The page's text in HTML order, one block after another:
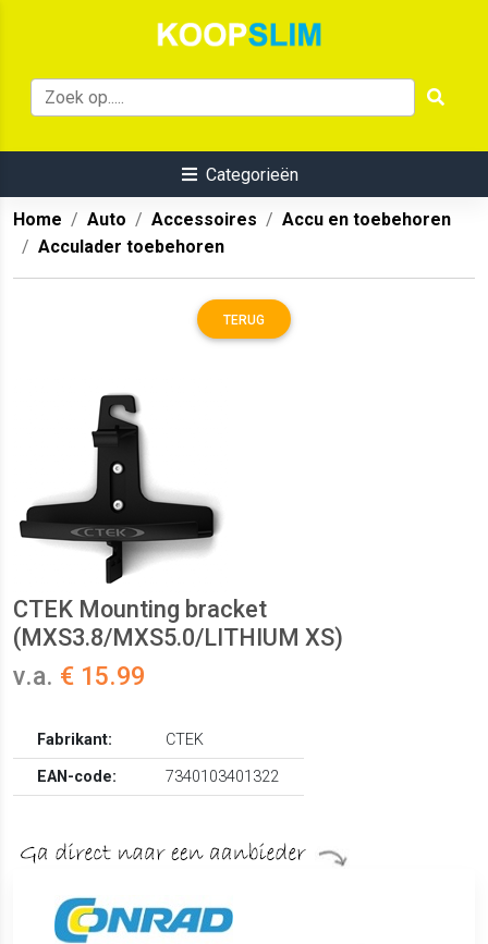
Categorieën
Home Auto Accessoires
Accu en toebehoren
Acculader toebehoren
TERUG
CTEK Mounting bracket
(MXS3.8/MXS5.0/LITHIUM XS)
v.a. € 15.99
Fabrikant:
CTEK
EAN-code:
7340103401322